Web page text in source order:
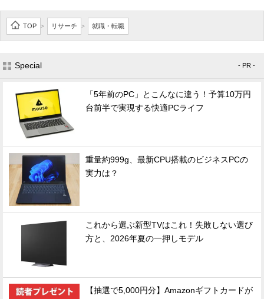
TOP > リサーチ > 就職・転職
Special - PR -
「5年前のPC」とこんなに違う！予算10万円
台前半で実現する快適PCライフ
重量約999g、最新CPU搭載のビジネスPCの
実力は？
これから選ぶ新型TVはこれ！失敗しない選び
方と、2026年夏の一押しモデル
【抽選で5,000円分】Amazonギフトカードが